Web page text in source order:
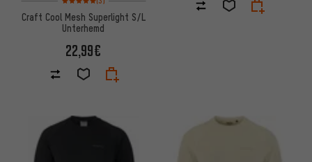
Craft Cool Mesh Superlight S/L
Unterhemd
22,99€